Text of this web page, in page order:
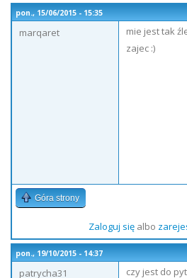
pon., 15/06/2015 - 15:35
marqaret
mie jest tak
zajec :)
Góra strony
Zaloguj sięalbo
pon., 19/10/2015 - 14:37
patrycha31
czy jest do